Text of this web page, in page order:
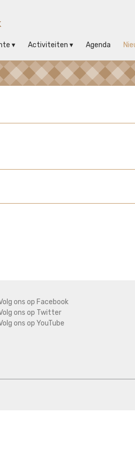
Activiteiten Agenda
ons op Facebook
ons op Twitter
ons op YouTube